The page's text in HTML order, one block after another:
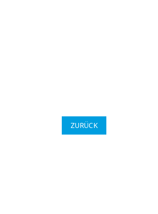
ZURÜCK